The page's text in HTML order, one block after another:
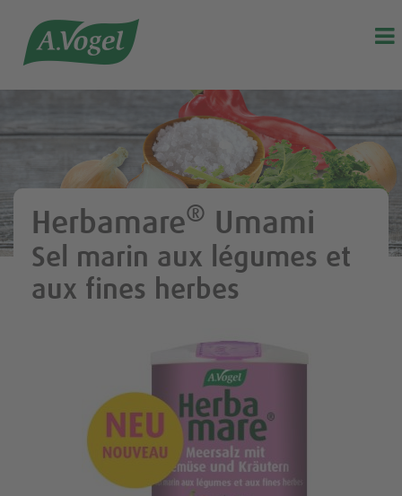

Herbamare® Umami
Sel marin aux légumes et
aux fines herbes